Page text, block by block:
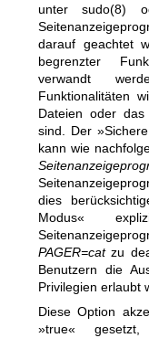
untersudo(8)
darauf geachtet
begrenzter
verwandt
Funktionalitäten
Dateien oder
sind. Der
kann wie
dies
Modus«
PAGER=catzu
Benutzern die
Privilegien erlaubt
Diese Option
»true«